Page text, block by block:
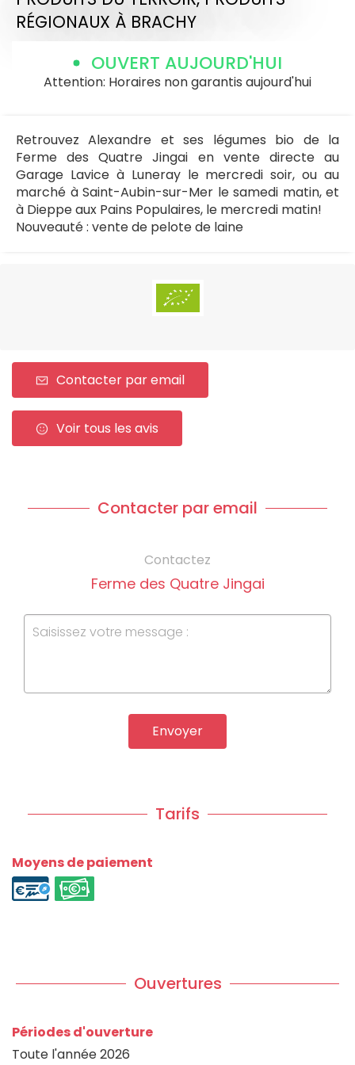
RÉGIONAUX À BRACHY
OUVERT AUJOURD'HUI
Attention: Horaires non garantis aujourd'hui
Retrouvez Alexandre et ses légumes bio de la
Ferme des Quatre Jingai en vente directe au
Garage Lavice à Luneray le mercredi soir, ou au
marché à Saint-Aubin-sur-Mer le samedi matin, et
à Dieppe aux Pains Populaires, le mercredi matin!
Nouveauté : vente de pelote de laine
Contacter par email
Voir tous les avis
Contacter par email
Contactez
Ferme des Quatre Jingai
Envoyer
Tarifs
Moyens de paiement
Ouvertures
Périodes d'ouverture
Toute l'année 2026